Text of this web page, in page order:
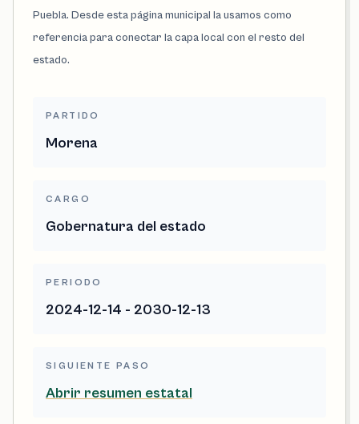
Puebla. Desde esta página municipal la usamos como
referencia para conectar la capa local con el resto del
estado.
PARTIDO
Morena
CARGO
Gobernatura del estado
PERIODO
2024-12-14 - 2030-12-13
SIGUIENTE PASO
Abrir resumen estatal